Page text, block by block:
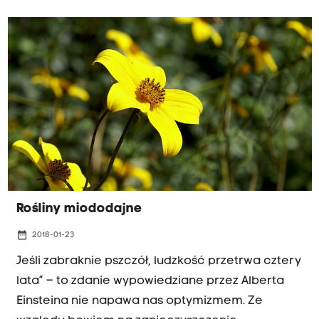
Rośliny miododajne
date_range 2018-01-23
Jeśli zabraknie pszczół, ludzkość przetrwa cztery
lata” – to zdanie wypowiedziane przez Alberta
Einsteina nie napawa nas optymizmem. Ze